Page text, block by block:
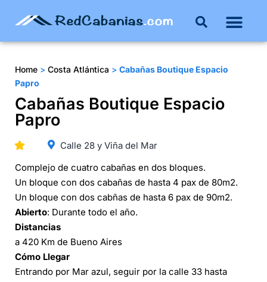
Home > Costa Atlántica > Cabañas Boutique Espacio
Papro
Cabañas Boutique Espacio
Papro
Calle 28 y Viña del Mar
Complejo de cuatro cabañas en dos bloques.
Un bloque con dos cabañas de hasta 4 pax de 80m2.
Un bloque con dos cabñas de hasta 6 pax de 90m2.
Abierto: Durante todo el año.
Distancias
a 420 Km de Bueno Aires
Cómo Llegar
Entrando por Mar azul, seguir por la calle 33 hasta